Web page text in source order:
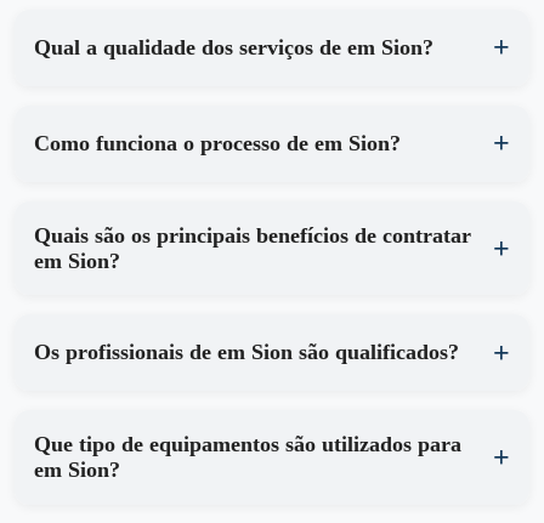
Qual a qualidade dos serviços de em Sion?
Como funciona o processo de em Sion?
Quais são os principais benefícios de contratar
em Sion?
Os profissionais de em Sion são qualificados?
Que tipo de equipamentos são utilizados para
em Sion?